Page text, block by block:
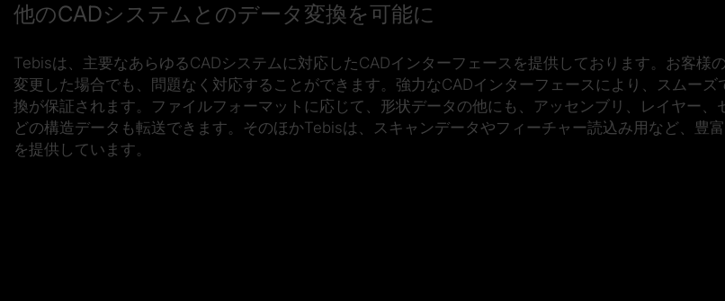
他のCADシステムとのデータ変換を可能に
Tebisは、主要なあらゆるCADシステムに対応したCADインターフェースを提供しております。お客様
変更した場合でも、問題なく対応することができます。強力なCADインターフェースにより、スムー
換が保証されます。ファイルフォーマットに応じて、形状データの他にも、アッセンブリ、レイヤー
どの構造データも転送できます。そのほかTebisは、スキャンデータやフィーチャー読込み用など、豊
を提供しています。